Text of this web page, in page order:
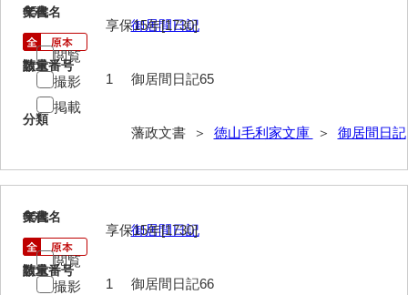
山野懸合録
御猟御行歩御供触記
勤向日帳
当職方日記
政府日記
御判司方大日記
65
文書名
御居間日記
請求番号
御居間日記65
分類
藩政文書 ＞ 徳山毛利家文庫 ＞ 御居間日記
年代
享保15年[1730]
数量
1
閲覧
撮影
掲載
66
文書名
御居間日記
請求番号
御居間日記66
年代
享保15年[1730]
数量
1
閲覧
撮影